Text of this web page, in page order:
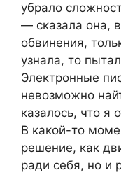
убрало
— сказала она,
обвинения,
узнала, то
Электронные
невозможно
казалось, что я
В какой-то
решение, как
ради себя, но и